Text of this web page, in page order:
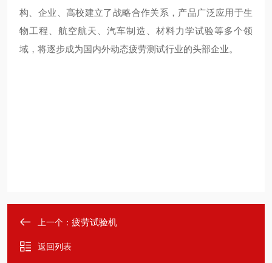
构、企业、高校建立了战略合作关系，产品广泛应用于生
物工程、航空航天、汽车制造、材料力学试验等多个领
域，将逐步成为国内外动态疲劳测试行业的头部企业。
上一个： 疲劳试验机
返回列表